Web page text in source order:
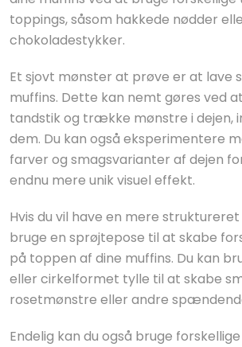
toppings, såsom hakkede nødder
chokoladestykker.
Et sjovt mønster at prøve er at lave
muffins. Dette kan nemt gøres ved
tandstik og trække mønstre i dejen,
dem. Du kan også eksperimentere
farver og smagsvarianter af dejen
endnu mere unik visuel effekt.
Hvis du vil have en mere
bruge en sprøjtepose til at skabe
på toppen af dine muffins. Du kan
eller cirkelformet tylle til at skabe
rosetmønstre eller andre
Endelig kan du også bruge